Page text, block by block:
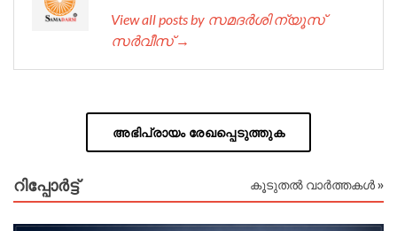
View all posts by സമദർശി ന്യൂസ്
സർവീസ് →
അഭിപ്രായം രേഖപ്പെടുത്തുക
റിപ്പോര്‍ട്ട് കൂടുതൽ വാർത്തകൾ »